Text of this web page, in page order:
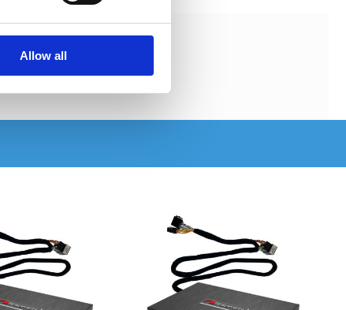
Allow all